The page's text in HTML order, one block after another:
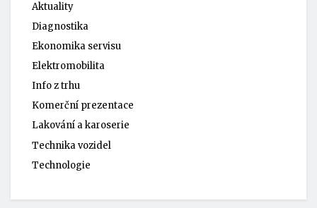
Aktuality
Diagnostika
Ekonomika servisu
Elektromobilita
Info z trhu
Komerční prezentace
Lakování a karoserie
Technika vozidel
Technologie